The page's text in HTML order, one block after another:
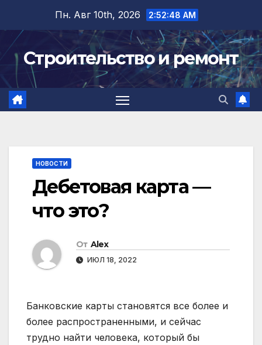
содержимому
Пн. Авг 10th, 2026 2:52:48 AM
Строительство и ремонт
НОВОСТИ
Дебетовая карта —
что это?
От Alex
ИЮЛ 18, 2022
Банковские карты становятся все более и
более распространенными, и сейчас
трудно найти человека, который бы